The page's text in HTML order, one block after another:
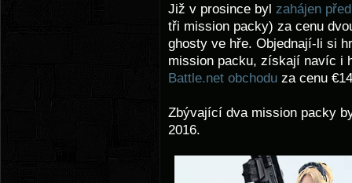
Již v prosince byl zahájen
tři mission packy) za cenu
ghosty ve hře. Objednají-li si
mission packu, získají navíc i
Battle.net obchodu za cenu
Zbývající dva mission packy
2016.